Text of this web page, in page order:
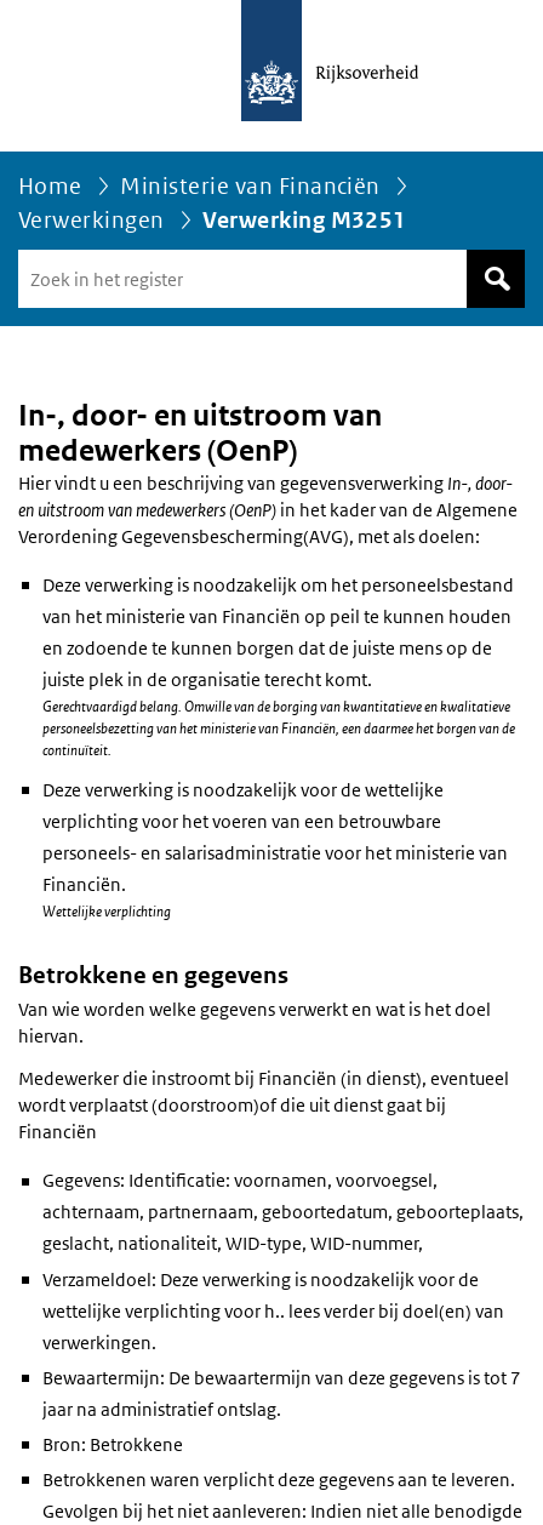
Home
Ministerie van Financiën
Verwerkingen
Verwerking M3251
in
het
In-, door- en uitstroom van
medewerkers (OenP)
Hier vindt u een beschrijving van gegevensverwerking In-, door-
en uitstroom van medewerkers (OenP) in het kader van de Algemene
Verordening Gegevensbescherming(AVG), met als doelen:
Deze verwerking is noodzakelijk om het personeelsbestand
van het ministerie van Financiën op peil te kunnen houden
en zodoende te kunnen borgen dat de juiste mens op de
juiste plek in de organisatie terecht komt.
Gerechtvaardigd belang. Omwille van de borging van kwantitatieve en kwalitatieve
personeelsbezetting van het ministerie van Financiën, een daarmee het borgen van de
continuïteit.
Deze verwerking is noodzakelijk voor de wettelijke
verplichting voor het voeren van een betrouwbare
personeels- en salarisadministratie voor het ministerie van
Financiën.
Wettelijke verplichting
Betrokkene en gegevens
Van wie worden welke gegevens verwerkt en wat is het doel
hiervan.
Medewerker die instroomt bij Financiën (in dienst), eventueel
wordt verplaatst (doorstroom)of die uit dienst gaat bij
Financiën
Gegevens: Identificatie: voornamen, voorvoegsel,
achternaam, partnernaam, geboortedatum, geboorteplaats,
geslacht, nationaliteit, WID-type, WID-nummer,
Verzameldoel: Deze verwerking is noodzakelijk voor de
wettelijke verplichting voor h.. lees verder bij doel(en) van
verwerkingen.
Bewaartermijn: De bewaartermijn van deze gegevens is tot 7
jaar na administratief ontslag.
Bron: Betrokkene
Betrokkenen waren verplicht deze gegevens aan te leveren.
Gevolgen bij het niet aanleveren: Indien niet alle benodigde